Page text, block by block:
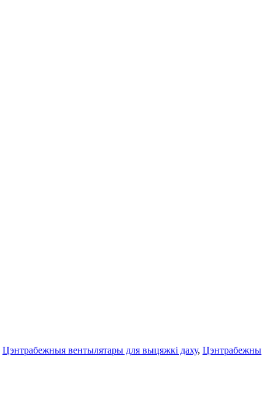
Цэнтрабежныя вентылятары для выцяжкі даху, Цэнтрабежны